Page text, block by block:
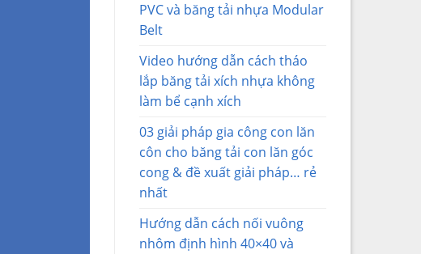
PVC và băng tải nhựa Modular
Belt
Video hướng dẫn cách tháo
lắp băng tải xích nhựa không
làm bể cạnh xích
03 giải pháp gia công con lăn
côn cho băng tải con lăn góc
cong & đề xuất giải pháp… rẻ
nhất
Hướng dẫn cách nối vuông
nhôm định hình 40×40 và